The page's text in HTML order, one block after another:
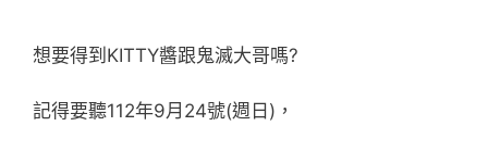
想要得到KITTY醬跟鬼滅大哥嗎?
記得要聽112年9月24號(週日)，